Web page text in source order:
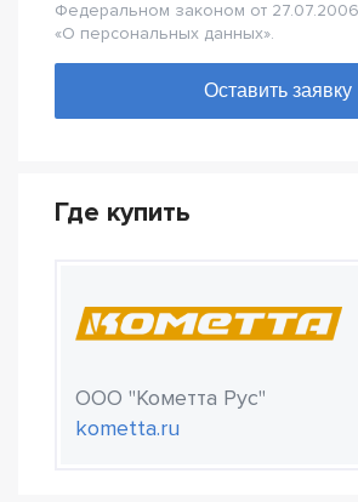
Федеральном законом от
«О персональных данных».
Где купить
ООО "Кометта Рус"
kometta.ru